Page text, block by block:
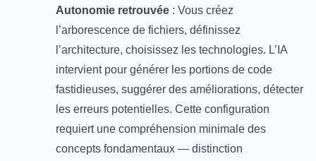
Autonomie retrouvée : Vous créez
l’arborescence de fichiers, définissez
l’architecture, choisissez les technologies. L’IA
intervient pour générer les portions de code
fastidieuses, suggérer des améliorations, détecter
les erreurs potentielles. Cette configuration
requiert une compréhension minimale des
concepts fondamentaux — distinction